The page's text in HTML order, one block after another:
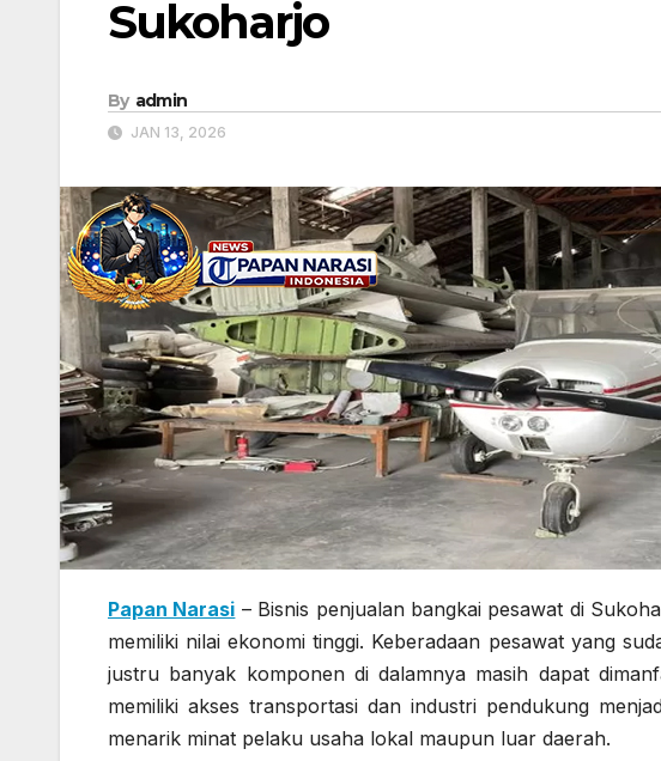
Sukoharjo
By admin
JAN 13, 2026
Papan Narasi – Bisnis penjualan bangkai pesawat di
memiliki nilai ekonomi tinggi. Keberadaan pesawat yang
justru banyak komponen di dalamnya masih dapat
memiliki akses transportasi dan industri pendukung
menarik minat pelaku usaha lokal maupun luar daerah.